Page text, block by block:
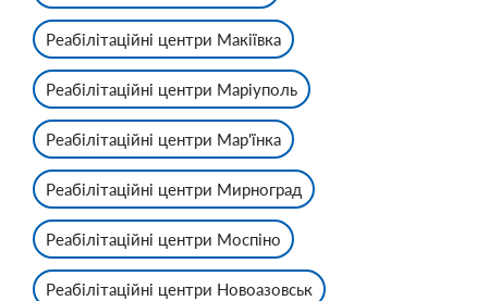
Реабілітаційні центри Макіївка
Реабілітаційні центри Маріуполь
Реабілітаційні центри Мар'їнка
Реабілітаційні центри Мирноград
Реабілітаційні центри Моспіно
Реабілітаційні центри Новоазовськ